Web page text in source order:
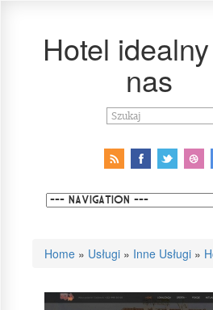
Hotel
nas
Home » Usługi » Inne Usługi »